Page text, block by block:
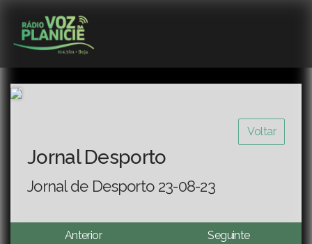
Voltar
Jornal Desporto
Jornal de Desporto 23-08-23
Anterior Seguinte